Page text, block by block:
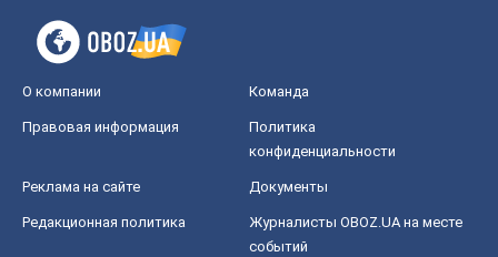
О компании Команда
Правовая информация
Политика
конфиденциальности
Реклама на сайте Документы
Редакционная политика
Журналисты OBOZ.UA на месте
событий